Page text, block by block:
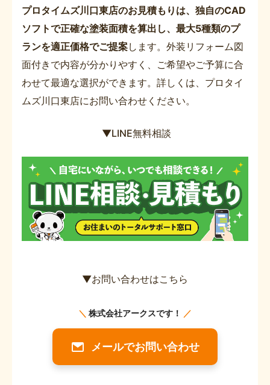
プロタイムズ川口東店のお見積もりは、独自のCAD
ソフトで正確な塗装面積を算出し、最大5種類のプ
ランを適正価格でご提案します。外装リフォーム図
面付きで内容が分かりやすく、ご希望やご予算に合
わせて最適な選択ができます。詳しくは、プロタイ
ムズ川口東店にお問い合わせください。
▼LINE無料相談
▼お問い合わせはこちら
メールでお問い合わせ